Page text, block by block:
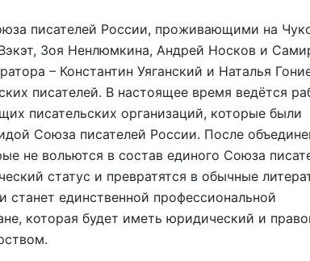
писателей России, проживающими на
Зоя Ненлюмкина, Андрей Носков и
– Константин Уяганский и Наталья
писателей. В настоящее время ведётся
писательских организаций, которые были
Союза писателей России. После
не вольются в состав единого Союза
статус и превратятся в обычные
единственной профессиональной
которая будет иметь юридический и